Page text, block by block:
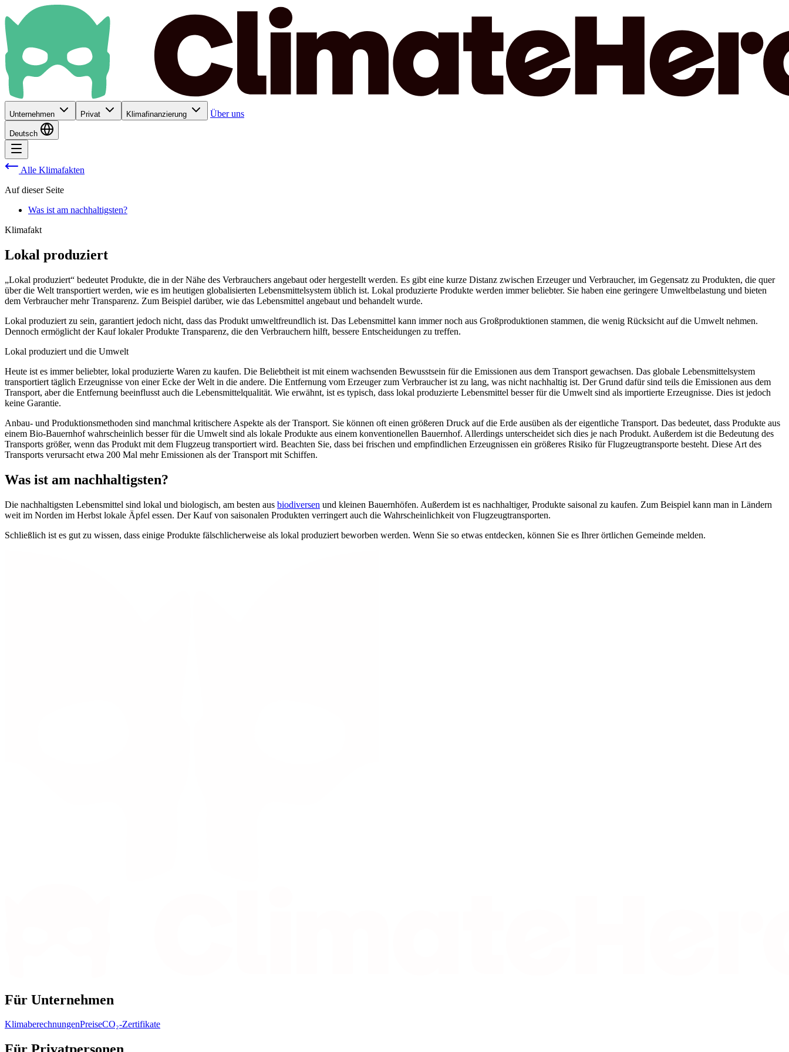
Unternehmen Privat Klimafinanzierung Über uns
Deutsch
Alle Klimafakten
Auf dieser Seite
Was ist am nachhaltigsten?
Klimafakt
Lokal produziert
„Lokal produziert“ bedeutet Produkte, die in der Nähe des Verbrauchers angebaut oder hergestellt werden. Es gibt eine kurze Distanz zwischen Erzeuger und Verbraucher, im Gegensatz zu Produkten, die quer
über die Welt transportiert werden, wie es im heutigen globalisierten Lebensmittelsystem üblich ist. Lokal produzierte Produkte werden immer beliebter. Sie haben eine geringere Umweltbelastung und bieten
dem Verbraucher mehr Transparenz. Zum Beispiel darüber, wie das Lebensmittel angebaut und behandelt wurde.
Lokal produziert zu sein, garantiert jedoch nicht, dass das Produkt umweltfreundlich ist. Das Lebensmittel kann immer noch aus Großproduktionen stammen, die wenig Rücksicht auf die Umwelt nehmen.
Dennoch ermöglicht der Kauf lokaler Produkte Transparenz, die den Verbrauchern hilft, bessere Entscheidungen zu treffen.
Lokal produziert und die Umwelt
Heute ist es immer beliebter, lokal produzierte Waren zu kaufen. Die Beliebtheit ist mit einem wachsenden Bewusstsein für die Emissionen aus dem Transport gewachsen. Das globale Lebensmittelsystem
transportiert täglich Erzeugnisse von einer Ecke der Welt in die andere. Die Entfernung vom Erzeuger zum Verbraucher ist zu lang, was nicht nachhaltig ist. Der Grund dafür sind teils die Emissionen aus dem
Transport, aber die Entfernung beeinflusst auch die Lebensmittelqualität. Wie erwähnt, ist es typisch, dass lokal produzierte Lebensmittel besser für die Umwelt sind als importierte Erzeugnisse. Dies ist jedoch
keine Garantie.
Anbau- und Produktionsmethoden sind manchmal kritischere Aspekte als der Transport. Sie können oft einen größeren Druck auf die Erde ausüben als der eigentliche Transport. Das bedeutet, dass Produkte aus
einem Bio-Bauernhof wahrscheinlich besser für die Umwelt sind als lokale Produkte aus einem konventionellen Bauernhof. Allerdings unterscheidet sich dies je nach Produkt. Außerdem ist die Bedeutung des
Transports größer, wenn das Produkt mit dem Flugzeug transportiert wird. Beachten Sie, dass bei frischen und empfindlichen Erzeugnissen ein größeres Risiko für Flugzeugtransporte besteht. Diese Art des
Transports verursacht etwa 200 Mal mehr Emissionen als der Transport mit Schiffen.
Was ist am nachhaltigsten?
Die nachhaltigsten Lebensmittel sind lokal und biologisch, am besten aus biodiversen und kleinen Bauernhöfen. Außerdem ist es nachhaltiger, Produkte saisonal zu kaufen. Zum Beispiel kann man in Ländern
weit im Norden im Herbst lokale Äpfel essen. Der Kauf von saisonalen Produkten verringert auch die Wahrscheinlichkeit von Flugzeugtransporten.
Schließlich ist es gut zu wissen, dass einige Produkte fälschlicherweise als lokal produziert beworben werden. Wenn Sie so etwas entdecken, können Sie es Ihrer örtlichen Gemeinde melden.
Für Unternehmen
KlimaberechnungenPreiseCO₂-Zertifikate